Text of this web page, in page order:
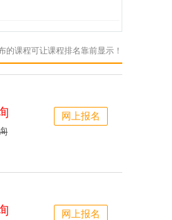
的课程可让课程排名靠前显示！
网上报名
网上报名